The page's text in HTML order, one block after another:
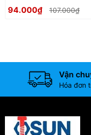
Toggle clamp
94.000₫ 107.000₫
Vận
Hóa đơn